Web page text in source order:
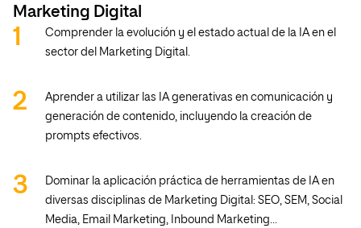
Marketing Digital
Comprender la evolución y el estado actual de la IA en el
sector del Marketing Digital.
Aprender a utilizar las IA generativas en comunicación y
generación de contenido, incluyendo la creación de
prompts efectivos.
Dominar la aplicación práctica de herramientas de IA en
diversas disciplinas de Marketing Digital: SEO, SEM, Social
Media, Email Marketing, Inbound Marketing…